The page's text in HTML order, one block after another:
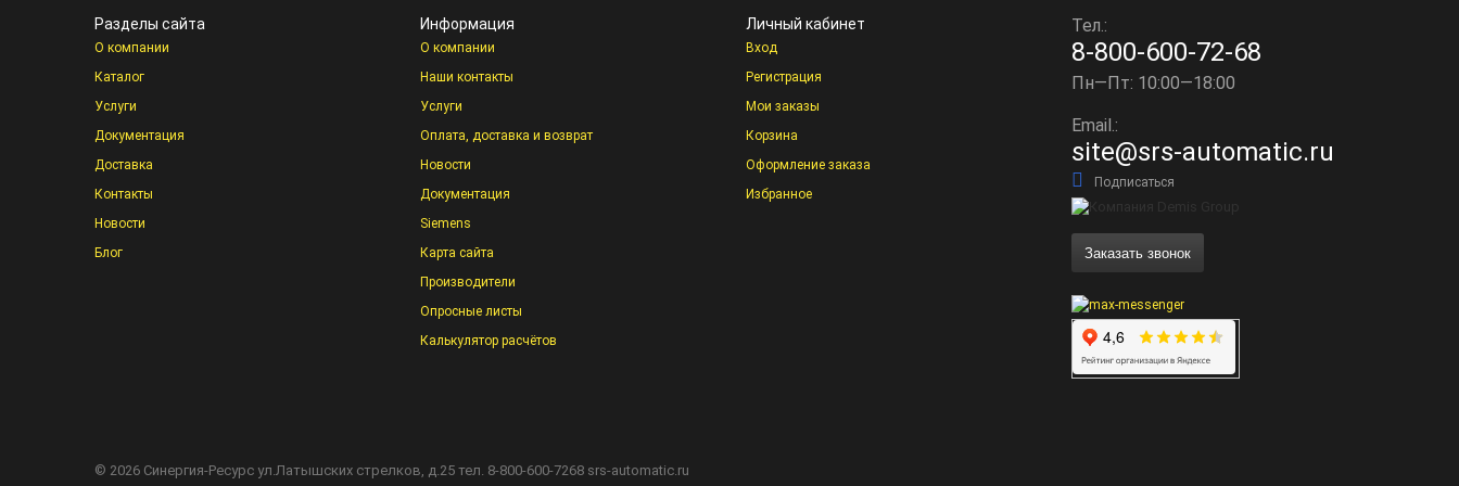
Разделы сайта
О компании
Каталог
Услуги
Документация
Доставка
Контакты
Новости
Блог
Информация
О компании
Наши контакты
Услуги
Оплата, доставка и возврат
Новости
Документация
Siemens
Карта сайта
Производители
Опросные листы
Калькулятор расчётов
Личный кабинет
Вход
Регистрация
Мои заказы
Корзина
Оформление заказа
Избранное
Тел.:
8-800-600-72-68
Пн—Пт: 10:00—18:00
Email.:
site@srs-automatic.ru
Подписаться
Заказать звонок
© 2026 Синергия-Ресурс ул.Латышских стрелков, д.25 тел. 8-800-600-7268 srs-automatic.ru